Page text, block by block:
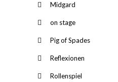
Midgard
on stage
Pig of Spades
Reflexionen
Rollenspiel